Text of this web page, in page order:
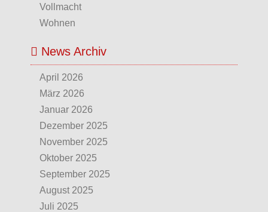
Vollmacht
Wohnen
News Archiv
April 2026
März 2026
Januar 2026
Dezember 2025
November 2025
Oktober 2025
September 2025
August 2025
Juli 2025